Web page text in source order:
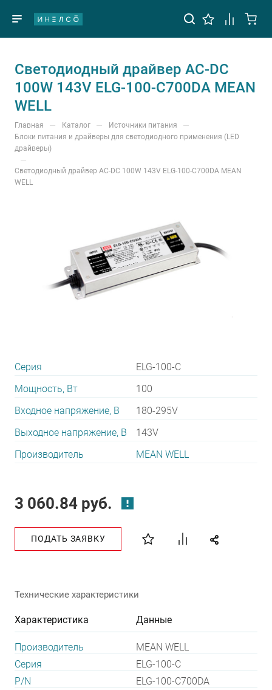
Светодиодный драйвер AC-DC
100W 143V ELG-100-C700DA MEAN
WELL
Главная — Каталог — Источники питания —
Блоки питания и драйверы для светодиодного применения (LED
драйверы)
—
Светодиодный драйвер AC-DC 100W 143V ELG-100-C700DA MEAN
WELL
Серия
ELG-100-C
Мощность, Вт
100
Входное напряжение, В
180-295V
Выходное напряжение, В
143V
Производитель
MEAN WELL
3 060.84 руб.
ПОДАТЬ ЗАЯВКУ
Технические характеристики
Характеристика Данные
Производитель
MEAN WELL
Серия
ELG-100-C
P/N
ELG-100-C700DA